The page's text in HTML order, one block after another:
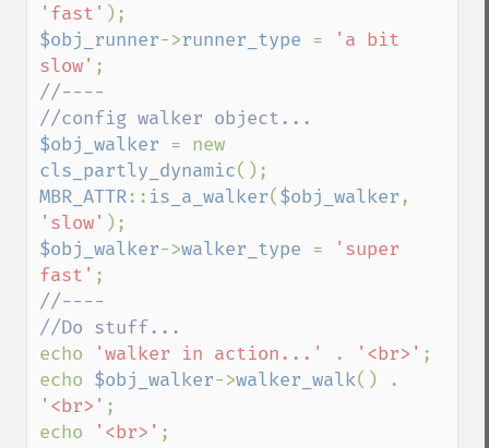
'fast'
$obj_runner->runner_type =
'a bit
slow'
//----
$obj_walker
cls_partly_dynamic
MBR_ATTR:: is_a_walker($obj_walker
'slow'
$obj_walker->walker_type =
'super
fast'
//----
echo
'walker in action...' . '<br>' ;
echo $obj_walker->walker_walk
'<br>' ;
echo
'<br>' ;